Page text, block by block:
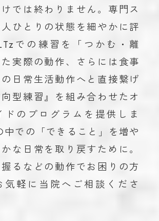
では終わりません。専門ス
ひとりの状態を細やかに評
での練習を「つかむ・離
実際の動作、さらには食事
日常生活動作へと直接繋げ
型練習』を組み合わせたオ
ドのプログラムを提供しま
での「できること」を増や
な日常を取り戻すために。
るなどの動作でお困りの方
気軽に当院へご相談くださ